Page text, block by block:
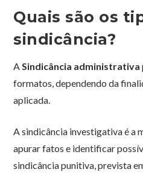
Quais são os
sindicância?
A Sindicância administrativa
formatos, dependendo da
aplicada.
A sindicância investigativa é a
apurar fatos e identificar
sindicância punitiva, prevista